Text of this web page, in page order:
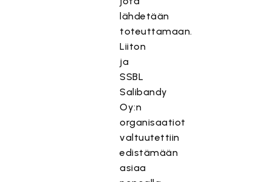
lähdetään
toteuttamaan.
Liiton
ja
SSBL
Salibandy
Oy:n
organisaatiot
valtuutettiin
edistämään
asiaa